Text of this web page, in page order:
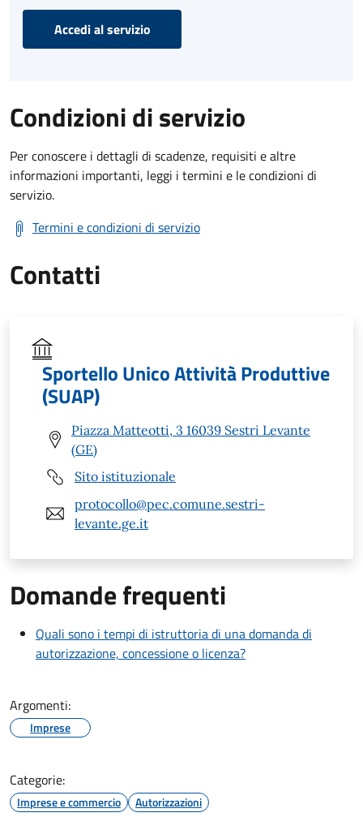
Accedi al servizio
Condizioni di servizio
Per conoscere i dettagli di scadenze, requisiti e altre
informazioni importanti, leggi i termini e le condizioni di
servizio.
Termini e condizioni di servizio
Contatti
Sportello Unico Attività Produttive
(SUAP)
Piazza Matteotti, 3 16039 Sestri Levante
(GE)
Sito istituzionale
protocollo@pec.comune.sestri-
levante.ge.it
Domande frequenti
Quali sono i tempi di istruttoria di una domanda di
autorizzazione, concessione o licenza?
Argomenti:
Imprese
Categorie:
Imprese e commercio Autorizzazioni